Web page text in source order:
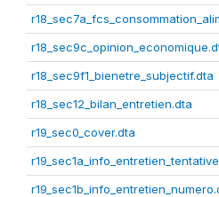
r18_sec9f1_bienetre_subjectif.dta
r18_sec12_bilan_entretien.dta
r19_sec0_cover.dta